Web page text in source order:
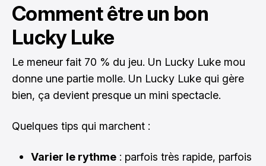
Comment être un bon
Lucky Luke
Le meneur fait 70 % du jeu. Un Lucky Luke mou
donne une partie molle. Un Lucky Luke qui gère
bien, ça devient presque un mini spectacle.
Quelques tips qui marchent :
Varier le rythme : parfois très rapide, parfois